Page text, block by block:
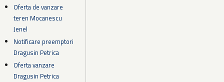
Oferta de vanzare
teren Mocanescu
Jenel
Notificare preemptori
Dragusin Petrica
Oferta vanzare
Dragusin Petrica